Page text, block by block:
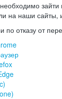
зайти
на наши сайты,
по отказу от